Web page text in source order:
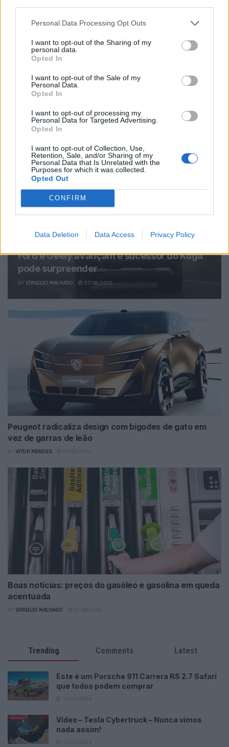
Personal Data Processing Opt Outs
I want to opt-out of the Sharing of my
personal data.
Opted In
I want to opt-out of the Sale of my
Personal Data.
Opted In
I want to opt-out of processing my
Personal Data for Targeted Advertising.
Opted In
I want to opt-out of Collection, Use,
Retention, Sale, and/or Sharing of my
Personal Data that Is Unrelated with the
Purposes for which it was collected.
Opted Out
CONFIRM
Data Deletion Data Access Privacy Policy
Ricardo Carvalho
Related Posts
Ford e Geely avançam e sucessor do Kuga
pode surpreender
BY VIRGILIO MACHADO 07/08/2026
Peugeot radicaliza design com bigodes de gato em
vez de garras de leão
VITOR MENDES
Boas notícias: preços do gasóleo e gasolina em queda
acentuada
VIRGILIO MACHADO
Trending Comments Latest
Este é um Porsche 911 Carrera RS 2.7 Safari
que todos podem comprar
Vídeo – Tesla Cybertruck – Nunca vimos
nada assim!